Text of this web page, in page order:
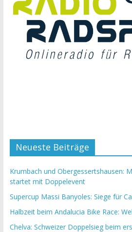
Neueste Beiträge
Krumbach und Obergessertshausen:
startet mit Doppelevent
Supercup Massi Banyoles: Siege für
Halbzeit beim Andalucia Bike Race:
Chelva: Schweizer Doppelsieg beim